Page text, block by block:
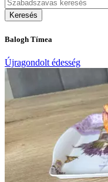
Balogh Tímea
Újragondolt édesség